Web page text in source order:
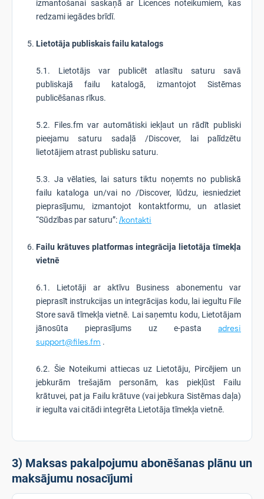
izmantošanai saskaņā ar Licences noteikumiem, kas
redzami iegādes brīdī.
Lietotāja publiskais failu katalogs
5.1. Lietotājs var publicēt atlasītu saturu savā
publiskajā failu katalogā, izmantojot Sistēmas
publicēšanas rīkus.
5.2. Files.fm var automātiski iekļaut un rādīt publiski
pieejamu saturu sadaļā /Discover, lai palīdzētu
lietotājiem atrast publisku saturu.
5.3. Ja vēlaties, lai saturs tiktu noņemts no publiskā
failu kataloga un/vai no /Discover, lūdzu, iesniedziet
pieprasījumu, izmantojot kontaktformu, un atlasiet
“Sūdzības par saturu”:/kontakti
Failu krātuves platformas integrācija lietotāja tīmekļa
vietnē
6.1. Lietotāji ar aktīvu Business abonementu var
pieprasīt instrukcijas un integrācijas kodu, lai iegultu File
Store savā tīmekļa vietnē. Lai saņemtu kodu, Lietotājam
jānosūta pieprasījums uz e-pasta adresi
support@files.fm .
6.2. Šie Noteikumi attiecas uz Lietotāju, Pircējiem un
jebkurām trešajām personām, kas piekļūst Failu
krātuvei, pat ja Failu krātuve (vai jebkura Sistēmas daļa)
ir iegulta vai citādi integrēta Lietotāja tīmekļa vietnē.
3) Maksas pakalpojumu abonēšanas plānu un
maksājumu nosacījumi